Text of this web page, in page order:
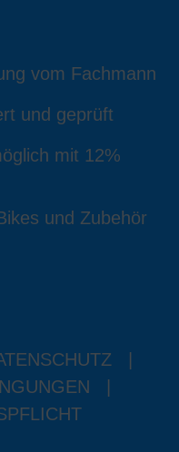
vom Fachmann
und geprüft
mit 12%
und Zubehör